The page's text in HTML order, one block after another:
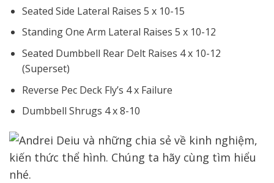
Seated Side Lateral Raises 5 x 10-15
Standing One Arm Lateral Raises 5 x 10-12
Seated Dumbbell Rear Delt Raises 4 x 10-12
(Superset)
Reverse Pec Deck Fly’s 4 x Failure
Dumbbell Shrugs 4 x 8-10